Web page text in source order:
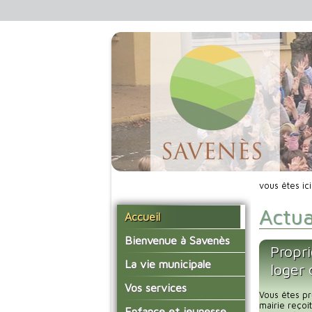
Accueil
Bienvenue à Savenès
Situer Savenès
Savenès en chiffre
L'histoire du village
La vie municipale
Vos élus
Les compte-rendus du
Vos services
La mairie
vous êtes
loger
Vous êtes
mairie